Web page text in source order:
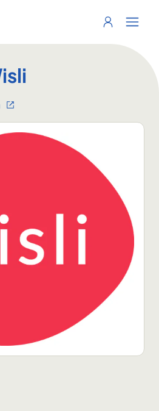
Login